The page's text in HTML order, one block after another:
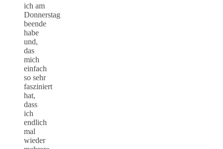
ich am
Donnerstag
beende
habe
und,
das
mich
einfach
so sehr
fasziniert
hat,
dass
ich
endlich
mal
wieder